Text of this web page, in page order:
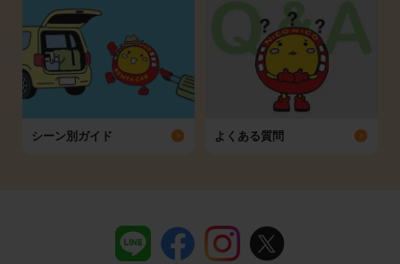
シーン別ガイド よくある質問